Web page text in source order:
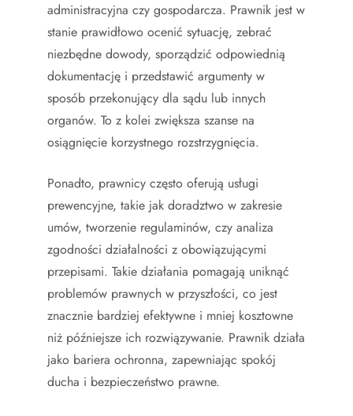
administracyjna czy gospodarcza. Prawnik jest w
stanie prawidłowo ocenić sytuację, zebrać
niezbędne dowody, sporządzić odpowiednią
dokumentację i przedstawić argumenty w
sposób przekonujący dla sądu lub innych
organów. To z kolei zwiększa szanse na
osiągnięcie korzystnego rozstrzygnięcia.
Ponadto, prawnicy często oferują usługi
prewencyjne, takie jak doradztwo w zakresie
umów, tworzenie regulaminów, czy analiza
zgodności działalności z obowiązującymi
przepisami. Takie działania pomagają uniknąć
problemów prawnych w przyszłości, co jest
znacznie bardziej efektywne i mniej kosztowne
niż późniejsze ich rozwiązywanie. Prawnik działa
jako bariera ochronna, zapewniając spokój
ducha i bezpieczeństwo prawne.